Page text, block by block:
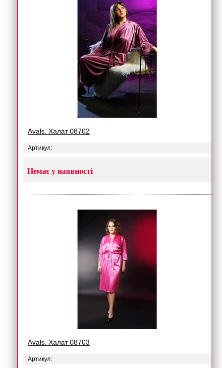
Avals. Халат 08702
Артикул:
Немає у наявності
Avals. Халат 08703
Артикул: